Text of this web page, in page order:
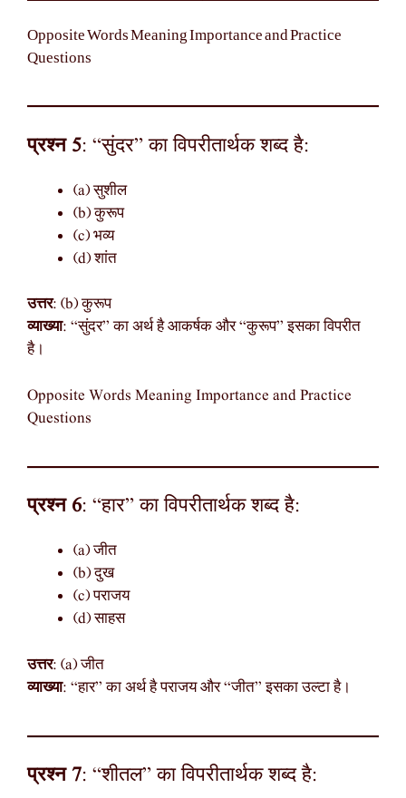
Opposite Words Meaning Importance and Practice
Questions
प्रश्न 5: “सुंदर” का विपरीतार्थक शब्द है:
(a) सुशील
(b) कुरूप
(c) भव्य
(d) शांत
उत्तर: (b) कुरूप
व्याख्या: “सुंदर” का अर्थ है आकर्षक और “कुरूप” इसका विपरीत
है।
Opposite Words Meaning Importance and Practice
Questions
प्रश्न 6: “हार” का विपरीतार्थक शब्द है:
(a) जीत
(b) दुख
(c) पराजय
(d) साहस
उत्तर: (a) जीत
व्याख्या: “हार” का अर्थ है पराजय और “जीत” इसका उल्टा है।
प्रश्न 7: “शीतल” का विपरीतार्थक शब्द है: